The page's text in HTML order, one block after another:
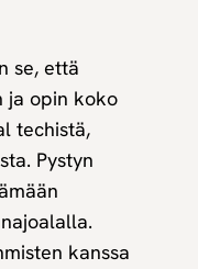
se, että
ja opin koko
techistä,
Pystyn
kanssa